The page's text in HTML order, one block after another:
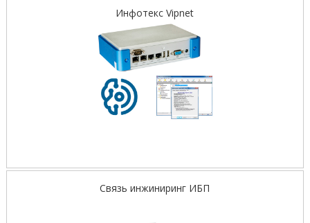
Инфотекс Vipnet
Связь инжиниринг ИБП